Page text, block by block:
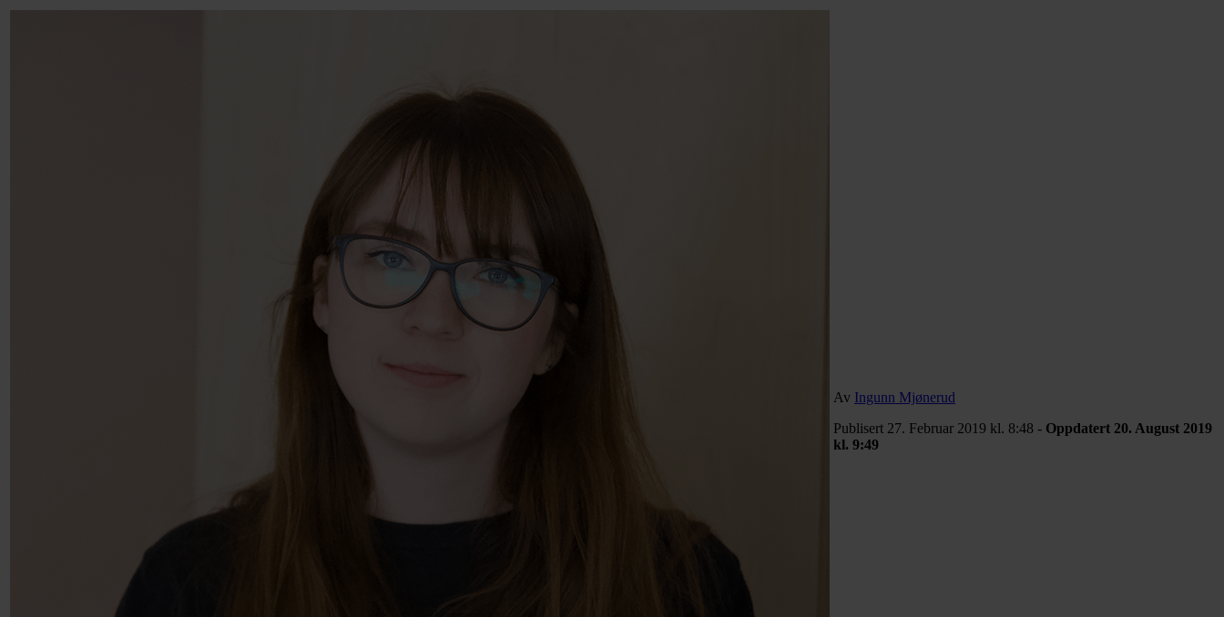
Av Ingunn Mjønerud
Publisert 27. Februar 2019 kl. 8:48 - Oppdatert 20. August 2019
kl. 9:49